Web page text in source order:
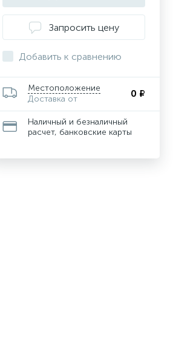
Запросить цену
Добавить к сравнению
Местоположение
Доставка от
0 ₽
Наличный и безналичный
расчет, банковские карты